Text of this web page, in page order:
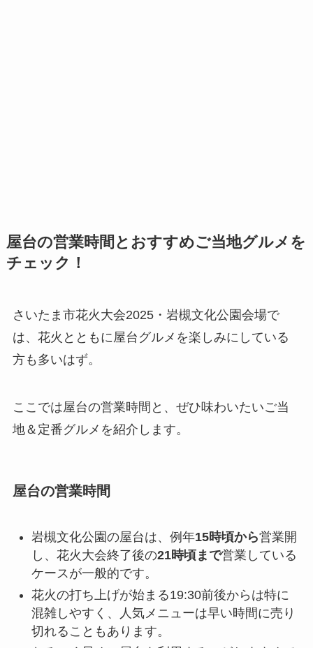
屋台の営業時間とおすすめご当地グルメを
チェック！
さいたま市花火大会2025・岩槻文化公園会場で
は、花火とともに屋台グルメを楽しみにしている
方も多いはず。
ここでは屋台の営業時間と、ぜひ味わいたいご当
地＆定番グルメを紹介します。
屋台の営業時間
岩槻文化公園の屋台は、例年15時頃から営業開
し、花火大会終了後の21時頃まで営業している
ケースが一般的です。
花火の打ち上げが始まる19:30前後からは特に
混雑しやすく、人気メニューは早い時間に売り
切れることもあります。